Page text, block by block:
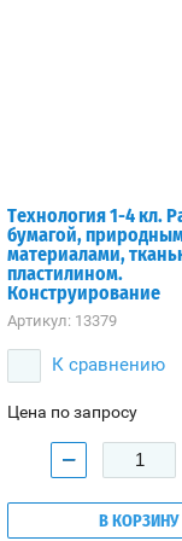
Технология 1-4 кл.
бумагой,
материалами,
пластилином.
Конструирование
Артикул: 13379
К сравнению
Цена по запросу
−
В КОРЗИНУ